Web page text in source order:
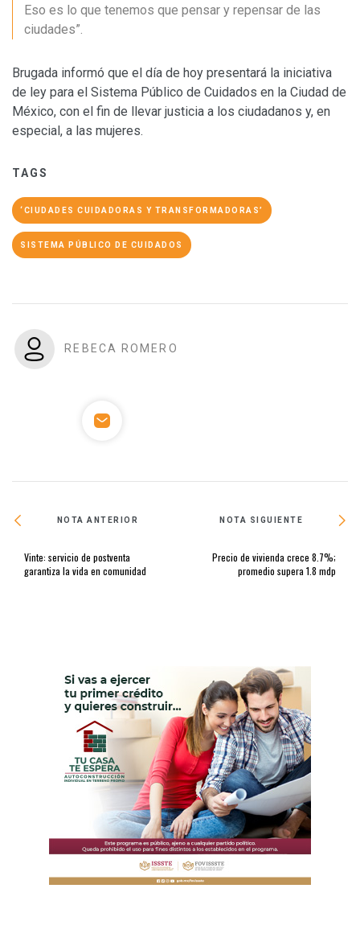
Eso es lo que tenemos que pensar y repensar de las
ciudades”.
Brugada informó que el día de hoy presentará la iniciativa
de ley para el Sistema Público de Cuidados en la Ciudad de
México, con el fin de llevar justicia a los ciudadanos y, en
especial, a las mujeres.
TAGS
‘CIUDADES CUIDADORAS Y TRANSFORMADORAS’
SISTEMA PÚBLICO DE CUIDADOS
REBECA ROMERO
NOTA ANTERIOR
Vinte: servicio de postventa
garantiza la vida en comunidad
NOTA SIGUIENTE
Precio de vivienda crece 8.7%;
promedio supera 1.8 mdp